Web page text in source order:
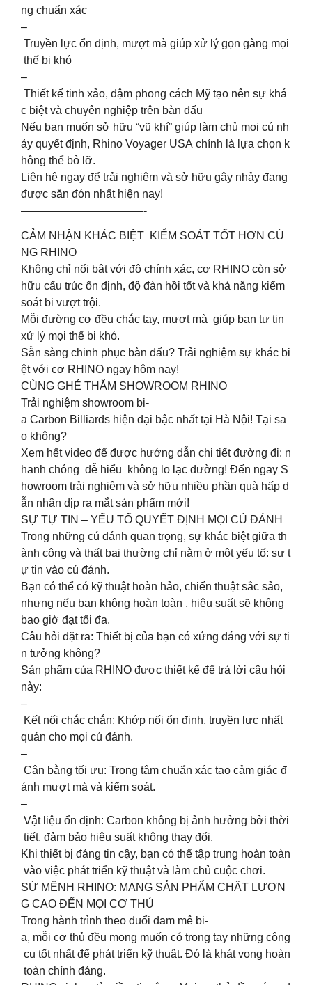
ng chuẩn xác
–
Truyền lực ổn định, mượt mà giúp xử lý gọn gàng mọi
thế bi khó
–
Thiết kế tinh xảo, đậm phong cách Mỹ tạo nên sự khá
c biệt và chuyên nghiệp trên bàn đấu
Nếu bạn muốn sở hữu “vũ khí” giúp làm chủ mọi cú nh
ảy quyết định, Rhino Voyager USA chính là lựa chọn k
hông thể bỏ lỡ.
Liên hệ ngay để trải nghiệm và sở hữu gậy nhảy đang
được săn đón nhất hiện nay!
———————————-
CẢM NHẬN KHÁC BIỆT KIỂM SOÁT TỐT HƠN CÙ
NG RHINO
Không chỉ nổi bật với độ chính xác, cơ RHINO còn sở
hữu cấu trúc ổn định, độ đàn hồi tốt và khả năng kiểm
soát bi vượt trội.
Mỗi đường cơ đều chắc tay, mượt mà giúp bạn tự tin
xử lý mọi thế bi khó.
Sẵn sàng chinh phục bàn đấu? Trải nghiệm sự khác bi
ệt với cơ RHINO ngay hôm nay!
CÙNG GHÉ THĂM SHOWROOM RHINO
Trải nghiệm showroom bi-
a Carbon Billiards hiện đại bậc nhất tại Hà Nội! Tại sa
o không?
Xem hết video để được hướng dẫn chi tiết đường đi: n
hanh chóng dễ hiểu không lo lạc đường! Đến ngay S
howroom trải nghiệm và sở hữu nhiều phần quà hấp d
ẫn nhân dịp ra mắt sản phẩm mới!
SỰ TỰ TIN – YẾU TỐ QUYẾT ĐỊNH MỌI CÚ ĐÁNH
Trong những cú đánh quan trọng, sự khác biệt giữa th
ành công và thất bại thường chỉ nằm ở một yếu tố: sự t
ự tin vào cú đánh.
Bạn có thể có kỹ thuật hoàn hảo, chiến thuật sắc sảo,
nhưng nếu bạn không hoàn toàn , hiệu suất sẽ không
bao giờ đạt tối đa.
Câu hỏi đặt ra: Thiết bị của bạn có xứng đáng với sự ti
n tưởng không?
Sản phẩm của RHINO được thiết kế để trả lời câu hỏi
này:
–
Kết nối chắc chắn: Khớp nối ổn định, truyền lực nhất
quán cho mọi cú đánh.
–
Cân bằng tối ưu: Trọng tâm chuẩn xác tạo cảm giác đ
ánh mượt mà và kiểm soát.
–
Vật liệu ổn định: Carbon không bị ảnh hưởng bởi thời
tiết, đảm bảo hiệu suất không thay đổi.
Khi thiết bị đáng tin cậy, bạn có thể tập trung hoàn toàn
vào việc phát triển kỹ thuật và làm chủ cuộc chơi.
SỨ MỆNH RHINO: MANG SẢN PHẨM CHẤT LƯỢN
G CAO ĐẾN MỌI CƠ THỦ
Trong hành trình theo đuổi đam mê bi-
a, mỗi cơ thủ đều mong muốn có trong tay những công
cụ tốt nhất để phát triển kỹ thuật. Đó là khát vọng hoàn
toàn chính đáng.